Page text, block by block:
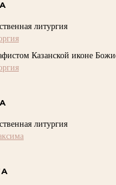
литургия
Казанской иконе
литургия